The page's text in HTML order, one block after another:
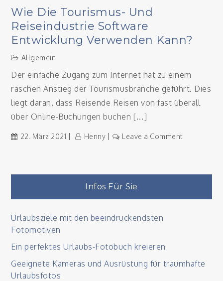
Wie Die Tourismus- Und
Reiseindustrie Software
Entwicklung Verwenden Kann?
Allgemein
Der einfache Zugang zum Internet hat zu einem
raschen Anstieg der Tourismusbranche geführt. Dies
liegt daran, dass Reisende Reisen von fast überall
über Online-Buchungen buchen […]
22. März 2021 Henny Leave a Commenton
Infos Für Sie
Urlaubsziele mit den beeindruckendsten
Fotomotiven
Ein perfektes Urlaubs-Fotobuch kreieren
Geeignete Kameras und Ausrüstung für traumhafte
Urlaubsfotos